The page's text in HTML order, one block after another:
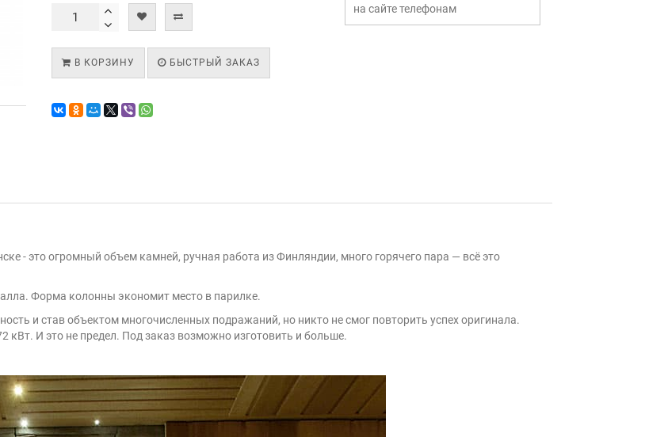
В КОРЗИНУ БЫСТРЫЙ ЗАКАЗ
на сайте телефонам
- это огромный объем камней, ручная работа из Финляндии, много горячего пара — всё это
Форма колонны экономит место в парилке.
и став объектом многочисленных подражаний, но никто не смог повторить успех оригинала.
И это не предел. Под заказ возможно изготовить и больше.